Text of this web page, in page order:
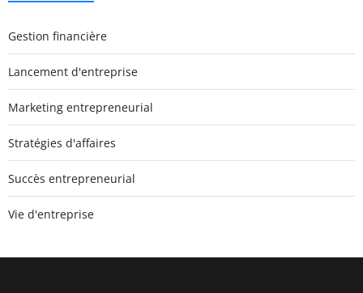
Gestion financière
Lancement d'entreprise
Marketing entrepreneurial
Stratégies d'affaires
Succès entrepreneurial
Vie d'entreprise